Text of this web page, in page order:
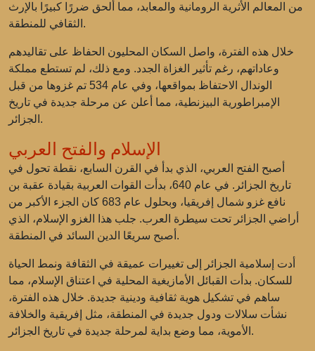
من المعالم الأثرية الرومانية والمعابد، مما ألحق ضررًا كبيرًا بالإرث
الثقافي للمنطقة.
خلال هذه الفترة، واصل السكان المحليون الحفاظ على تقاليدهم
وعاداتهم، رغم تأثير الغزاة الجدد. ومع ذلك، لم تستطع مملكة
الوندال الاحتفاظ بمواقعها، وفي عام 534 تم غزوها من قبل
الإمبراطورية البيزنطية، مما أعلن عن مرحلة جديدة في تاريخ
الجزائر.
الإسلام والفتح العربي
أصبح الفتح العربي، الذي بدأ في القرن السابع، نقطة تحول في
تاريخ الجزائر. في عام 640، بدأت القوات العربية بقيادة عقبة بن
نافع غزو شمال إفريقيا، وبحلول عام 683 كان الجزء الأكبر من
أراضي الجزائر تحت سيطرة العرب. جلب هذا الغزو الإسلام، الذي
أصبح سريعًا الدين السائد في المنطقة.
أدت إسلامية الجزائر إلى تغييرات عميقة في الثقافة ونمط الحياة
للسكان. بدأت القبائل الأمازيغية المحلية في اعتناق الإسلام، مما
ساهم في تشكيل هوية ثقافية ودينية جديدة. خلال هذه الفترة،
نشأت سلالات ودول جديدة في المنطقة، مثل إفريقية والخلافة
الأموية، مما وضع بداية لمرحلة جديدة في تاريخ الجزائر.